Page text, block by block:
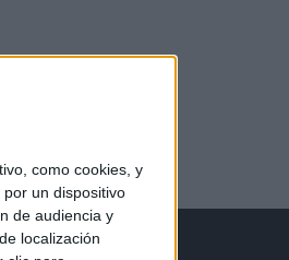
como cookies, y
un dispositivo
de audiencia y
localización